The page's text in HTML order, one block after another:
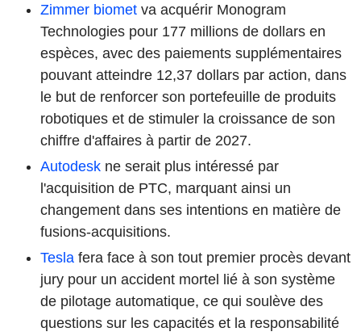
Zimmer biomet va acquérir Monogram
Technologies pour 177 millions de dollars en
espèces, avec des paiements supplémentaires
pouvant atteindre 12,37 dollars par action, dans
le but de renforcer son portefeuille de produits
robotiques et de stimuler la croissance de son
chiffre d'affaires à partir de 2027.
Autodesk ne serait plus intéressé par
l'acquisition de PTC, marquant ainsi un
changement dans ses intentions en matière de
fusions-acquisitions.
Tesla fera face à son tout premier procès devant
jury pour un accident mortel lié à son système
de pilotage automatique, ce qui soulève des
questions sur les capacités et la responsabilité